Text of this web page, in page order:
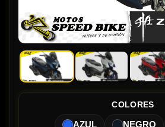
COLORES
AZUL NEGRO